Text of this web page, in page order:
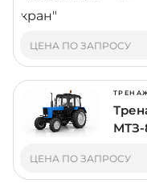
ЦЕНА ПО ЗАПРОСУ
МТЗ-
ЦЕНА ПО ЗАПРОСУ